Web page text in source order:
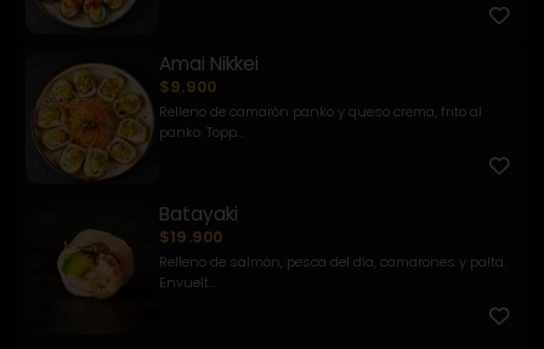
Amai Nikkei
$9.900
Relleno de camarón panko y queso crema, frito al
panko. Topp...
Batayaki
$19.900
Relleno de salmón, pesca del día, camarones y palta.
Envuelt...